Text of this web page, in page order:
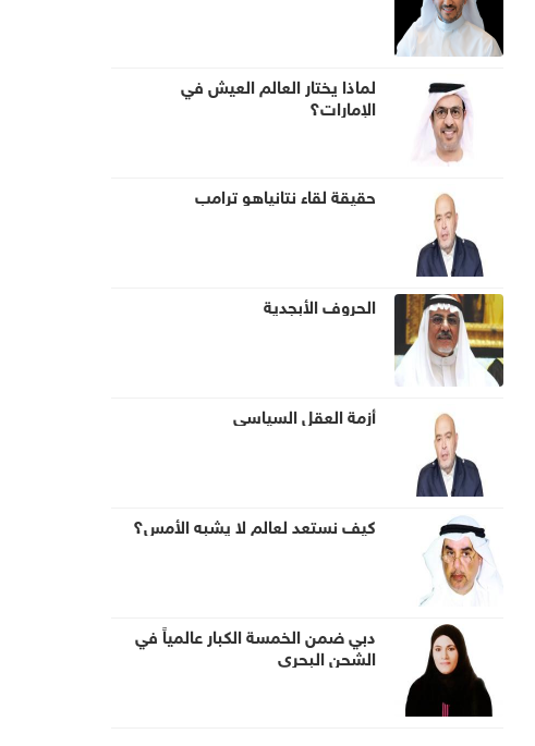
لماذا يختار العالم العيش في
الإمارات؟
حقيقة لقاء نتانياهو ترامب
الحروف الأبجدية
أزمة العقل السياسي
كيف نستعد لعالم لا يشبه الأمس؟
دبي ضمن الخمسة الكبار عالمياً في
الشحن البحري